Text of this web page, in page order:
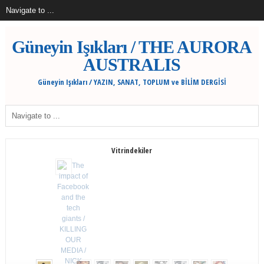
Güneyin Işıkları / THE AURORA
AUSTRALIS
Güneyin Işıkları / YAZIN, SANAT, TOPLUM ve BİLİM DERGİSİ
Vitrindekiler